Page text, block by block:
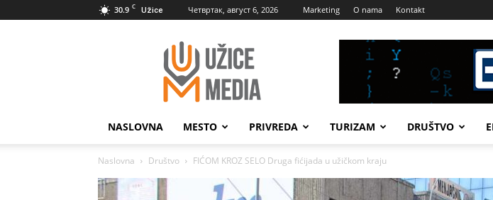
30.9 C Užice Четвртак, август 6, 2026 Marketing O nama Kontakt
UžiceMedia
NASLOVNA MESTO PRIVREDA TURIZAM DRUŠTVO
Naslovna Društvo FIĆOM KROZ SELO Druga fićijada u užičkom kraju